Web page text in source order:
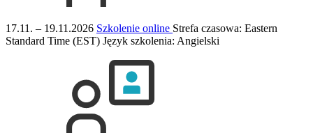
17.11. – 19.11.2026 Szkolenie online Strefa czasowa: Eastern
Standard Time (EST) Język szkolenia: Angielski